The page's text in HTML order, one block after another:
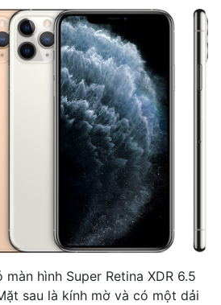
màn hình Super Retina XDR 6.5
sau là kính mờ và có một dải